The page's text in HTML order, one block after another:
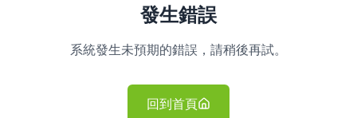
發生錯誤
系統發生未預期的錯誤，請稍後再試。
回到首頁